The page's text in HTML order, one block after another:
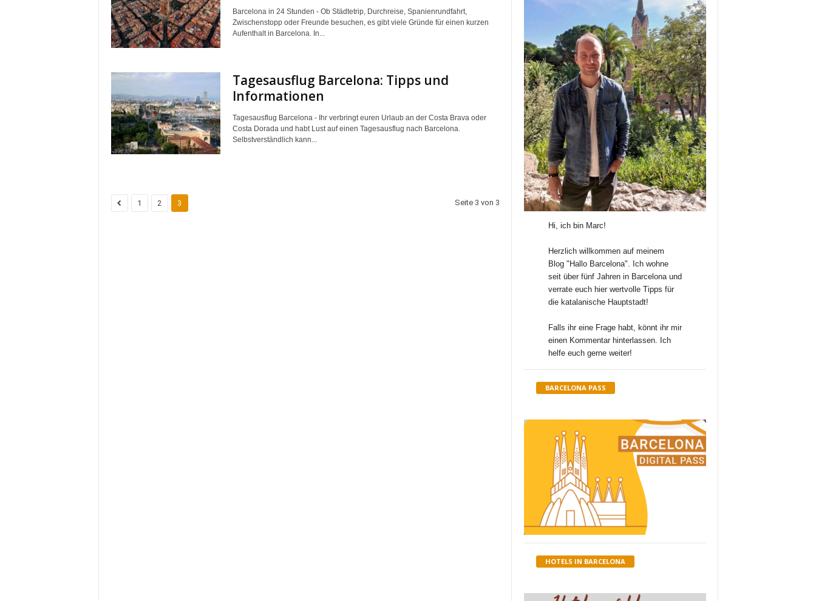
C
E
L
O
N
A
Barcelona in 24 Stunden - Ob Städtetrip, Durchreise, Spanienrundfahrt,
Zwischenstopp oder Freunde besuchen, es gibt viele Gründe für einen kurzen
Aufenthalt in Barcelona. In...
Tagesausflug Barcelona: Tipps und
Informationen
Tagesausflug Barcelona - Ihr verbringt euren Urlaub an der Costa Brava oder
Costa Dorada und habt Lust auf einen Tagesausflug nach Barcelona.
Selbstverständlich kann...
1 2 3 Seite 3 von 3
Hi, ich bin Marc!
Herzlich willkommen auf meinem
Blog "Hallo Barcelona". Ich wohne
seit über fünf Jahren in Barcelona und
verrate euch hier wertvolle Tipps für
die katalanische Hauptstadt!
Falls ihr eine Frage habt, könnt ihr mir
einen Kommentar hinterlassen. Ich
helfe euch gerne weiter!
BARCELONA PASS
HOTELS IN BARCELONA